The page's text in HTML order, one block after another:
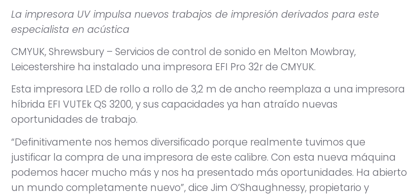
La impresora UV impulsa nuevos trabajos de impresión derivados para este
especialista en acústica
CMYUK, Shrewsbury – Servicios de control de sonido en Melton Mowbray,
Leicestershire ha instalado una impresora EFI Pro 32r de CMYUK.
Esta impresora LED de rollo a rollo de 3,2 m de ancho reemplaza a una impresora
híbrida EFI VUTEk QS 3200, y sus capacidades ya han atraído nuevas
oportunidades de trabajo.
“Definitivamente nos hemos diversificado porque realmente tuvimos que
justificar la compra de una impresora de este calibre. Con esta nueva máquina
podemos hacer mucho más y nos ha presentado más oportunidades. Ha abierto
un mundo completamente nuevo”, dice Jim O’Shaughnessy, propietario y